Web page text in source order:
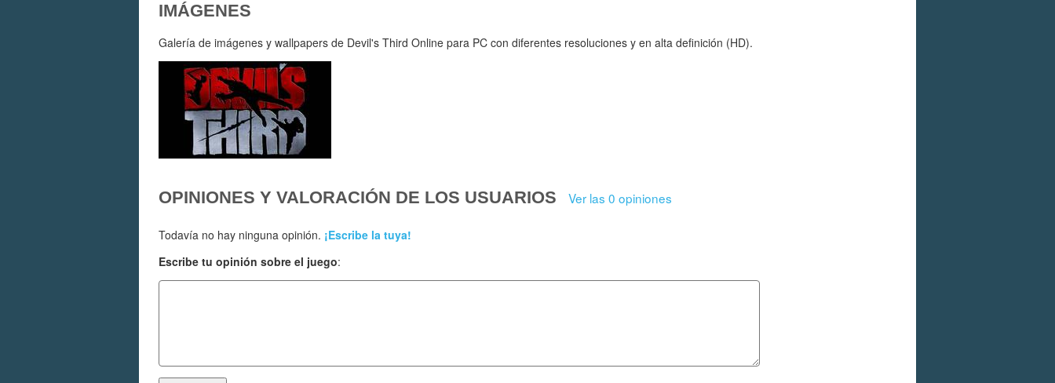
IMÁGENES
Galería de imágenes y wallpapers de Devil's Third Online para PC con diferentes resoluciones y en alta definición (HD).
OPINIONES Y VALORACIÓN DE LOS USUARIOS Ver las 0 opiniones
Todavía no hay ninguna opinión. ¡Escribe la tuya!
Escribe tu opinión sobre el juego: